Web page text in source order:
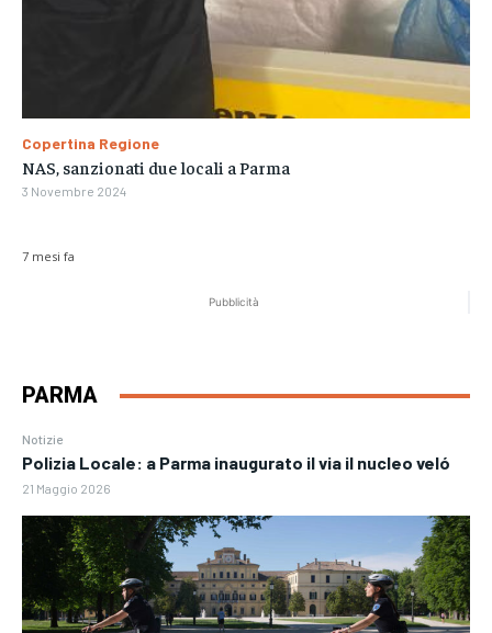
Pubblicità
PARMA
Notizie
Polizia Locale: a Parma inaugurato il via il nucleo veló
21 Maggio 2026
7 mesi fa
Copertina Regione
NAS, sanzionati due locali a Parma
3 Novembre 2024